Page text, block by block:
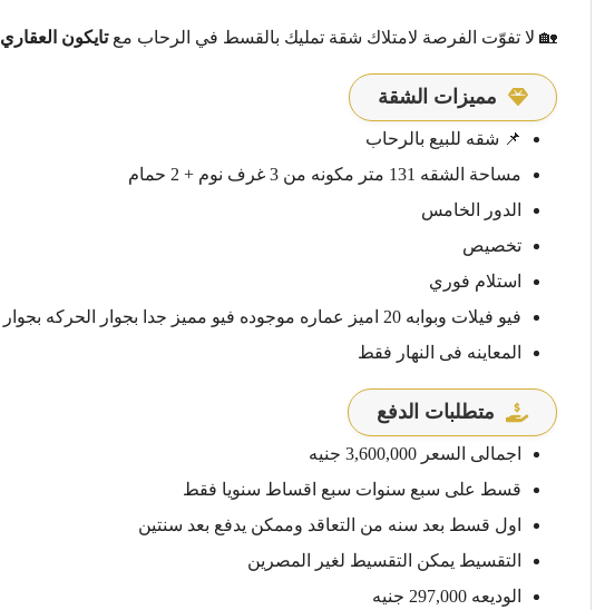
🏡 لا تفوّت الفرصة لامتلاك شقة تمليك بالقسط في الرحاب معتايكون العقاري
مميزات الشقة
📌 شقه للبيع بالرحاب
مساحة الشقه 131 متر مكونه من 3 غرف نوم + 2 حمام
الدور الخامس
تخصيص
استلام فوري
فيو فيلات وبوابه 20 اميز عماره موجوده فيو مميز جدا بجوار الحركه بجوار بوابه 20 مباشر
المعاينه فى النهار فقط
متطلبات الدفع
اجمالى السعر 3,600,000 جنيه
قسط على سبع سنوات سبع اقساط سنويا فقط
اول قسط بعد سنه من التعاقد وممكن يدفع بعد سنتين
التقسيط يمكن التقسيط لغير المصرين
الوديعه 297,000 جنيه